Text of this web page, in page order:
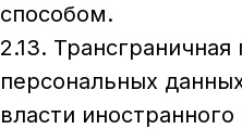
способом.
2.13.
персональных
власти